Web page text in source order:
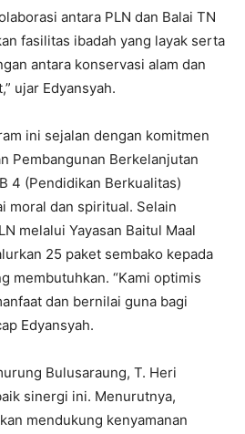
antara PLN dan Balai TN
fasilitas ibadah yang layak serta
antara konservasi alam dan
ujar Edyansyah.
ini sejalan dengan komitmen
Pembangunan Berkelanjutan
4 (Pendidikan Berkualitas)
moral dan spiritual. Selain
melalui Yayasan Baitul Maal
25 paket sembako kepada
membutuhkan. “Kami optimis
dan bernilai guna bagi
Edyansyah.
Bulusaraung, T. Heri
sinergi ini. Menurutnya,
mendukung kenyamanan